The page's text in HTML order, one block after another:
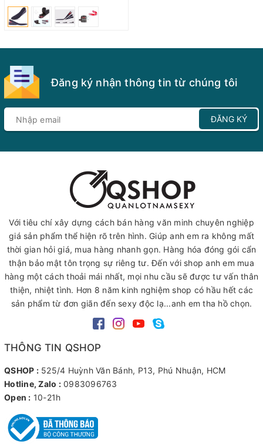
Đăng ký nhận thông tin từ chúng tôi
ĐĂNG KÝ
Với tiêu chí xây dựng cách bán hàng văn minh chuyên nghiệp
giá sản phẩm thể hiện rõ trên hình. Giúp anh em ra không mất
thời gian hỏi giá, mua hàng nhanh gọn. Hàng hóa đóng gói cẩn
thận bảo mật tôn trọng sự riêng tư. Đến với shop anh em mua
hàng một cách thoải mái nhất, mọi nhu cầu sẽ được tư vấn thân
thiện, nhiệt tình. Hơn 8 năm kinh nghiệm shop có hầu hết các
sản phẩm từ đơn giãn đến sexy độc lạ...anh em tha hồ chọn.
THÔNG TIN QSHOP
QSHOP : 525/4 Huỳnh Văn Bánh, P13, Phú Nhuận, HCM
Hotline, Zalo : 0983096763
Open : 10-21h